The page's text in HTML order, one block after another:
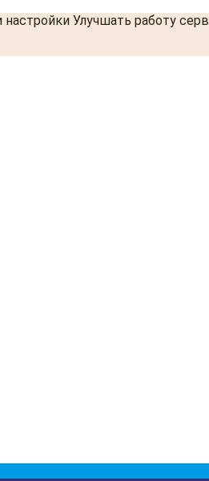
Улучшать работу